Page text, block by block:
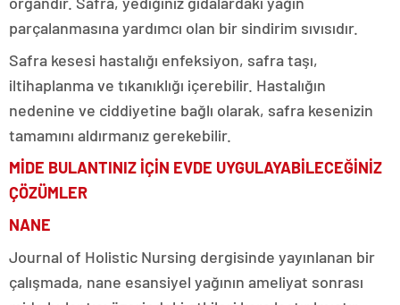
parçalanmasına yardımcı olan bir sindirim sıvısıdır.
Safra kesesi hastalığı enfeksiyon, safra taşı,
iltihaplanma ve tıkanıklığı içerebilir. Hastalığın
nedenine ve ciddiyetine bağlı olarak, safra kesenizin
tamamını aldırmanız gerekebilir.
MİDE BULANTINIZ İÇİN EVDE UYGULAYABİLECEĞİNİZ
ÇÖZÜMLER
NANE
Journal of Holistic Nursing dergisinde yayınlanan bir
çalışmada, nane esansiyel yağının ameliyat sonrası